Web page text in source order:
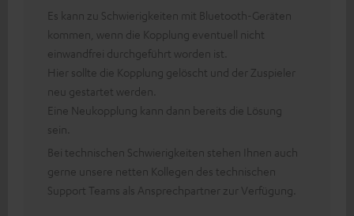
Es kann zu Schwierigkeiten mit Bluetooth-Geräten
kommen, wenn die Kopplung eventuell nicht
einwandfrei durchgeführt worden ist.
Hier sollte die Kopplung gelöscht und der Zuspieler
neu gestartet werden.
Eine Neukopplung kann dann bereits die Lösung
sein.
Bei technischen Schwierigkeiten stehen Ihnen auch
gerne unsere netten Kollegen des technischen
Support Teams als Ansprechpartner zur Verfügung.